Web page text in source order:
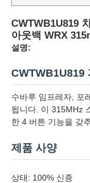
CWTWB1U819
아웃백 WRX
설명:
CWTWB1U819
수바루 임프레자, 포
됩니다. 이 315MHz
한 4 버튼 기능을 갖
제품 사양
상태: 100% 신종